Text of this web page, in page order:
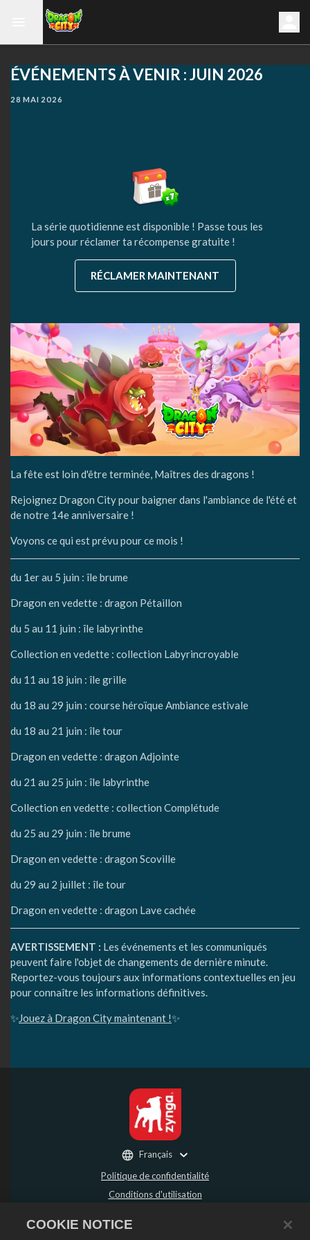
ÉVÉNEMENTS À VENIR : JUIN 2026
28 MAI 2026
La série quotidienne est disponible ! Passe tous les
jours pour réclamer ta récompense gratuite !
RÉCLAMER MAINTENANT
La fête est loin d'être terminée, Maîtres des dragons !
Rejoignez Dragon City pour baigner dans l'ambiance de l'été et
de notre 14e anniversaire !
Voyons ce qui est prévu pour ce mois !
du 1er au 5 juin : île brume
Dragon en vedette : dragon Pétaillon
du 5 au 11 juin : île labyrinthe
Collection en vedette : collection Labyrincroyable
du 11 au 18 juin : île grille
du 18 au 29 juin : course héroïque Ambiance estivale
du 18 au 21 juin : île tour
Dragon en vedette : dragon Adjointe
du 21 au 25 juin : île labyrinthe
Collection en vedette : collection Complétude
du 25 au 29 juin : île brume
Dragon en vedette : dragon Scoville
du 29 au 2 juillet : île tour
Dragon en vedette : dragon Lave cachée
AVERTISSEMENT : Les événements et les communiqués
peuvent faire l'objet de changements de dernière minute.
Reportez-vous toujours aux informations contextuelles en jeu
pour connaître les informations définitives.
✨Jouez à Dragon City maintenant !✨
Politique de confidentialité
Conditions d'utilisation
Politique de remboursement
Français
COOKIE NOTICE